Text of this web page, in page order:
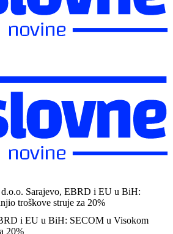
Sarajevo, EBRD i EU u BiH:
troškove struje za 20%
i EU u BiH: SECOM u Visokom
20%